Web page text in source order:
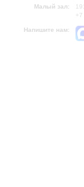
Малый зал:
Напишите нам: